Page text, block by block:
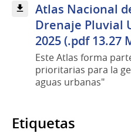
Atlas Nacional
Drenaje Pluvial
2025 (.pdf 13.27
Este Atlas forma
prioritarias para la
aguas urbanas"
Etiquetas